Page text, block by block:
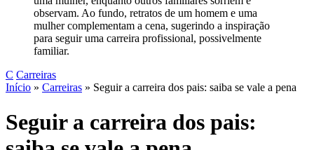
C Carreiras
Início » Carreiras » Seguir a carreira dos pais: saiba se vale a pena
Seguir a carreira dos pais: